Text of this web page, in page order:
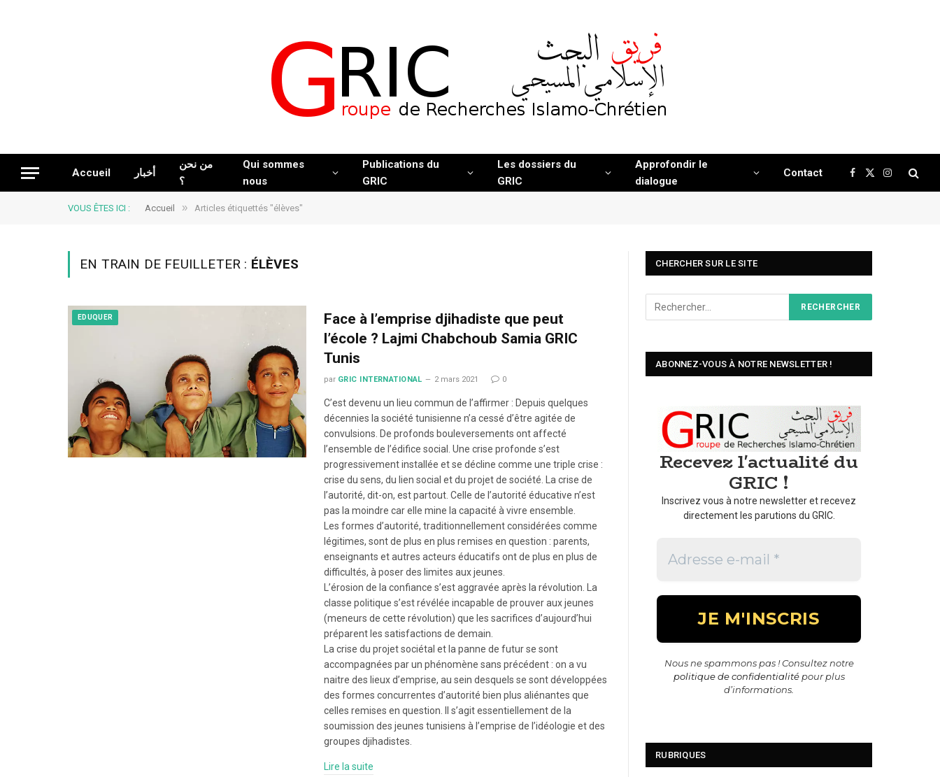
Accueil أخبار
من نحن
؟
Qui sommes
nous
Publications du
GRIC
Les dossiers du
GRIC
Approfondir le
dialogue
Contact Facebook
X
(Twitter)
Instagram
VOUS ÊTES ICI : Accueil » Articles étiquettés "élèves"
EN TRAIN DE FEUILLETER : ÉLÈVES
EDUQUER
Face à l’emprise djihadiste que peut
l’école ? Lajmi Chabchoub Samia GRIC
Tunis
par GRIC INTERNATIONAL 2 mars 2021 0
C’est devenu un lieu commun de l’affirmer : Depuis quelques
décennies la société tunisienne n’a cessé d’être agitée de
convulsions. De profonds bouleversements ont affecté
l’ensemble de l’édifice social. Une crise profonde s’est
progressivement installée et se décline comme une triple crise :
crise du sens, du lien social et du projet de société. La crise de
l’autorité, dit-on, est partout. Celle de l’autorité éducative n’est
pas la moindre car elle mine la capacité à vivre ensemble.
Les formes d’autorité, traditionnellement considérées comme
légitimes, sont de plus en plus remises en question : parents,
enseignants et autres acteurs éducatifs ont de plus en plus de
difficultés, à poser des limites aux jeunes.
L’érosion de la confiance s’est aggravée après la révolution. La
classe politique s’est révélée incapable de prouver aux jeunes
(meneurs de cette révolution) que les sacrifices d’aujourd’hui
préparent les satisfactions de demain.
La crise du projet sociétal et la panne de futur se sont
accompagnées par un phénomène sans précédent : on a vu
naitre des lieux d’emprise, au sein desquels se sont développées
des formes concurrentes d’autorité bien plus aliénantes que
celles remises en question. Il s’agit essentiellement de la
soumission des jeunes tunisiens à l’emprise de l’idéologie et des
groupes djihadistes.
Lire la suite
CHERCHER SUR LE SITE
ABONNEZ-VOUS À NOTRE NEWSLETTER !
Recevez l'actualité du
GRIC !
Inscrivez vous à notre newsletter et recevez
directement les parutions du GRIC.
Nous ne spammons pas ! Consultez notre
politique de confidentialitépour plus
d’informations.
RUBRIQUES